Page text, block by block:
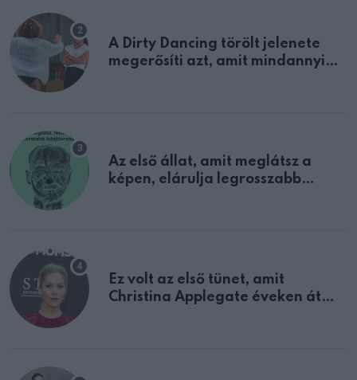
A Dirty Dancing törölt jelenete
megerősíti azt, amit mindannyian
Az első állat, amit meglátsz a
képen, elárulja legrosszabb
Ez volt az első tünet, amit
Christina Applegate éveken át